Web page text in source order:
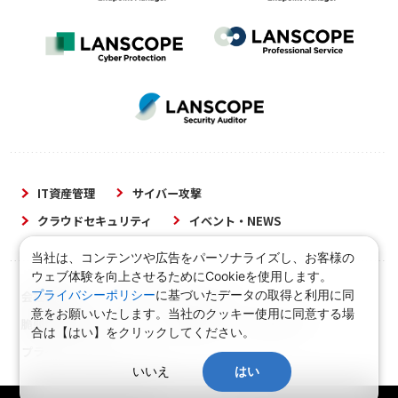
IT資産管理
サイバー攻撃
クラウドセキュリティ
イベント・NEWS
会社概要
当サイトについて
脆弱性対策について
情報セキュリティ方針
当社は、コンテンツや広告をパーソナライズし、お客様の
ウェブ体験を向上させるためにCookieを使用します。
プライバシーポリシーに基づいたデータの取得と利用に同
意をお願いいたします。当社のクッキー使用に同意する場
合は【はい】をクリックしてください。
いいえ はい